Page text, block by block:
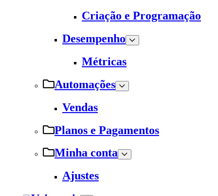
Criação e Programação
Desempenho
Métricas
Automações
Vendas
Planos e Pagamentos
Minha conta
Ajustes